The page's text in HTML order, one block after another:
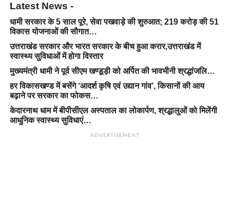
Latest News -
धामी सरकार के 5 साल पूरे, सेवा पखवाड़े की शुरुआत; 219 करोड़ की 51
विकास योजनाओं की सौगात…
उत्तराखंड सरकार और भारत सरकार के बीच हुआ करार,उत्तराखंड में
स्वास्थ्य सुविधाओं में होगा विस्तार
मुख्यमंत्री धामी ने पूर्व सीएम खण्डूड़ी को अर्पित की भावभीनी श्रद्धांजलि…
हर विकासखण्ड में बसेंगे ‘आदर्श कृषि एवं उद्यान गांव’, किसानों की आय
बढ़ाने पर सरकार का फोकस…
केदारनाथ धाम में बीपीसीएल अस्पताल का लोकार्पण, श्रद्धालुओं को मिलेंगी
आधुनिक स्वास्थ्य सुविधाएं…
ADVERTISEMENT